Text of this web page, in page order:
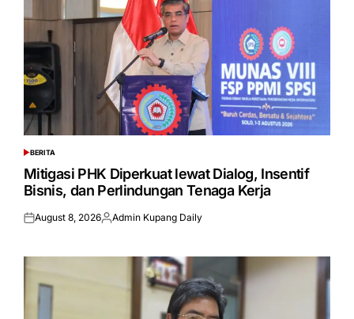
POSTED
IN
BERITA
Mitigasi PHK Diperkuat lewat Dialog, Insentif
Bisnis, dan Perlindungan Tenaga Kerja
Posted
August 8, 2026Posted
Admin Kupang Daily